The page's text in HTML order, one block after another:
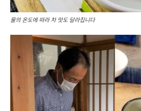
물의 온도에 따라 차 맛도 달라집니다